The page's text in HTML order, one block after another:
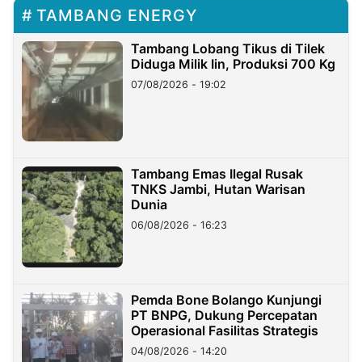
TAMBANG ENERGY
Tambang Lobang Tikus di Tilek
Diduga Milik Iin, Produksi 700 Kg
07/08/2026 - 19:02
Tambang Emas Ilegal Rusak
TNKS Jambi, Hutan Warisan
Dunia
06/08/2026 - 16:23
Pemda Bone Bolango Kunjungi
PT BNPG, Dukung Percepatan
Operasional Fasilitas Strategis
04/08/2026 - 14:20